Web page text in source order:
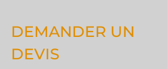
DEMANDER UN
DEVIS